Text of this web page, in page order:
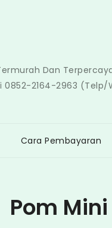
Dan
0852-2164-2963 (Telp/
Cara Pembayaran
Pom